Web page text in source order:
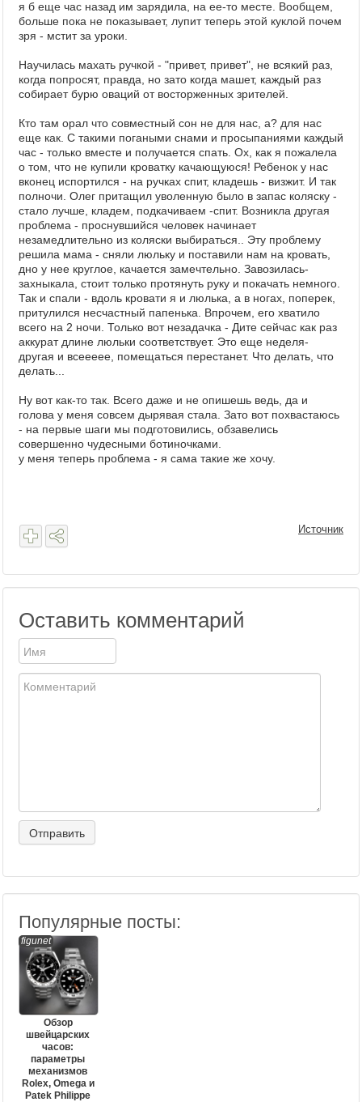
я б еще час назад им зарядила, на ее-то месте. Вообщем,
больше пока не показывает, лупит теперь этой куклой почем
зря - мстит за уроки.
Научилась махать ручкой - "привет, привет", не всякий раз,
когда попросят, правда, но зато когда машет, каждый раз
собирает бурю оваций от восторженных зрителей.
Кто там орал что совместный сон не для нас, а? для нас
еще как. С такими погаными снами и просыпаниями каждый
час - только вместе и получается спать. Ох, как я пожалела
о том, что не купили кроватку качающуюся! Ребенок у нас
вконец испортился - на ручках спит, кладешь - визжит. И так
полночи. Олег притащил уволенную было в запас коляску -
стало лучше, кладем, подкачиваем -спит. Возникла другая
проблема - проснувшийся человек начинает
незамедлительно из коляски выбираться.. Эту проблему
решила мама - сняли люльку и поставили нам на кровать,
дно у нее круглое, качается замечтельно. Завозилась-
захныкала, стоит только протянуть руку и покачать немного.
Так и спали - вдоль кровати я и люлька, а в ногах, поперек,
притулился несчастный папенька. Впрочем, его хватило
всего на 2 ночи. Только вот незадачка - Дите сейчас как раз
аккурат длине люльки соответствует. Это еще неделя-
другая и всеееее, помещаться перестанет. Что делать, что
делать...
Ну вот как-то так. Всего даже и не опишешь ведь, да и
голова у меня совсем дырявая стала. Зато вот похвастаюсь
- на первые шаги мы подготовились, обзавелись
совершенно чудесными ботиночками.
у меня теперь проблема - я сама такие же хочу.
Источник
Оставить комментарий
Популярные посты:
figunet
Обзор
швейцарских
часов:
параметры
механизмов
Rolex, Omega и
Patek Philippe